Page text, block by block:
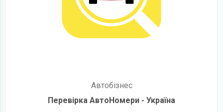
Автобізнес
Перевірка АвтоНомери - Україна